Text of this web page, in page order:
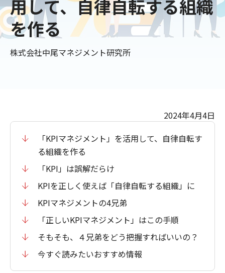
用して、自律自転する組織
を作る
株式会社中尾マネジメント研究所
2024年4月4日
「KPIマネジメント」を活用して、自律自転す
る組織を作る
「KPI」は誤解だらけ
KPIを正しく使えば「自律自転する組織」に
KPIマネジメントの4兄弟
「正しいKPIマネジメント」はこの手順
そもそも、４兄弟をどう把握すればいいの？
今すぐ読みたいおすすめ情報